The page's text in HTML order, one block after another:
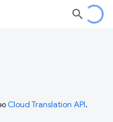
Cloud Translation API.